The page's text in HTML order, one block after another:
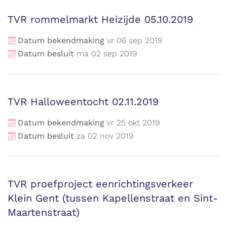
TVR rommelmarkt Heizijde 05.10.2019
Datum bekendmaking vr 06 sep 2019
Datum besluit ma 02 sep 2019
TVR Halloweentocht 02.11.2019
Datum bekendmaking vr 25 okt 2019
Datum besluit za 02 nov 2019
TVR proefproject eenrichtingsverkeer
Klein Gent (tussen Kapellenstraat en Sint-
Maartenstraat)